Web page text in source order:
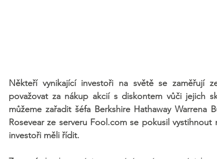
Někteří vynikající investoři na světě se zaměřují
považovat za nákup akcií s diskontem vůči jejich
můžeme zařadit šéfa Berkshire Hathaway
Rosevear ze serveru Fool.com se pokusil
investoři měli řídit.